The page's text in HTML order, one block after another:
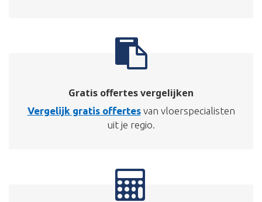
Gratis offertes vergelijken
Vergelijk gratis offertesvan vloerspecialisten
uit je regio.